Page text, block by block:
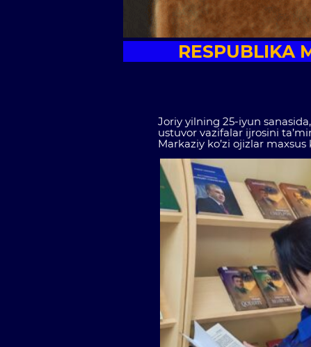
RESPUBLIKA
Joriy yilning 25-iyun
ustuvor vazifalar ijrosini
Markaziy ko’zi ojizlar